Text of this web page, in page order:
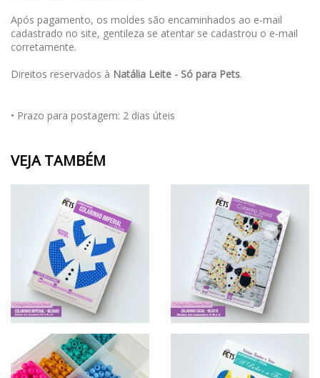
Após pagamento, os moldes são encaminhados ao e-mail
cadastrado no site, gentileza se atentar se cadastrou o e-mail
corretamente.
Direitos reservados à Natália Leite - Só para Pets.
• Prazo para postagem: 2 dias úteis
VEJA TAMBÉM